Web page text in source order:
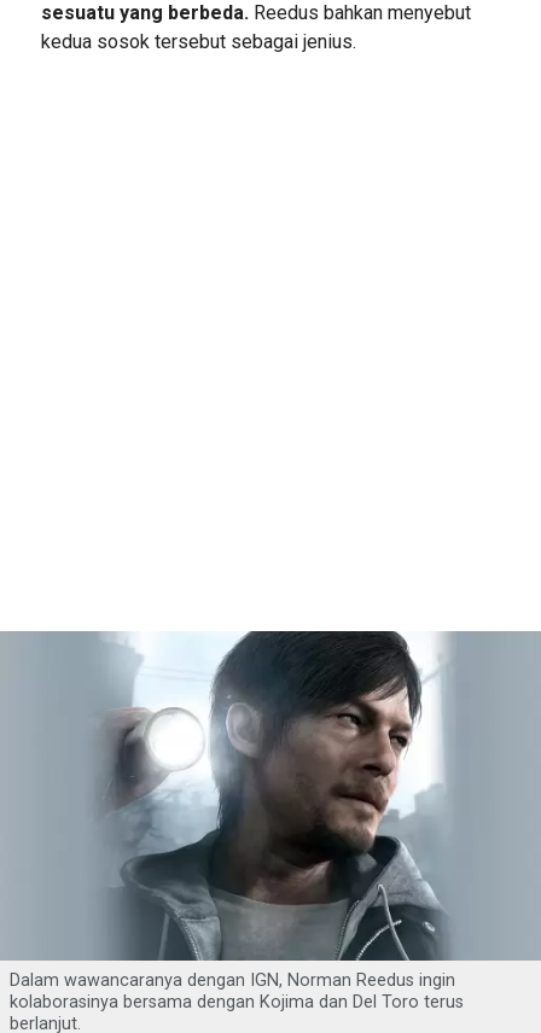
sesuatu yang berbeda.Reedus bahkan menyebut
kedua sosok tersebut sebagai jenius.
Dalam wawancaranya dengan IGN, Norman Reedus ingin
kolaborasinya bersama dengan Kojima dan Del Toro terus
berlanjut.